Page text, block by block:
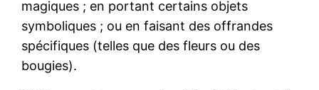
magiques ; en portant certains objets
symboliques ; ou en faisant des offrandes
spécifiques (telles que des fleurs ou des
bougies).